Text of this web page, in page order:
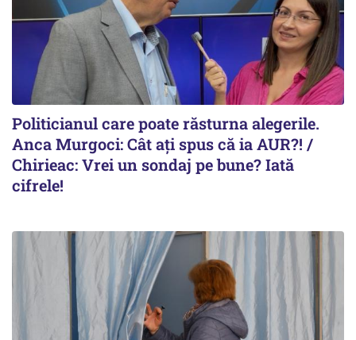
Politicianul care poate răsturna alegerile.
Anca Murgoci: Cât ați spus că ia AUR?! /
Chirieac: Vrei un sondaj pe bune? Iată
cifrele!